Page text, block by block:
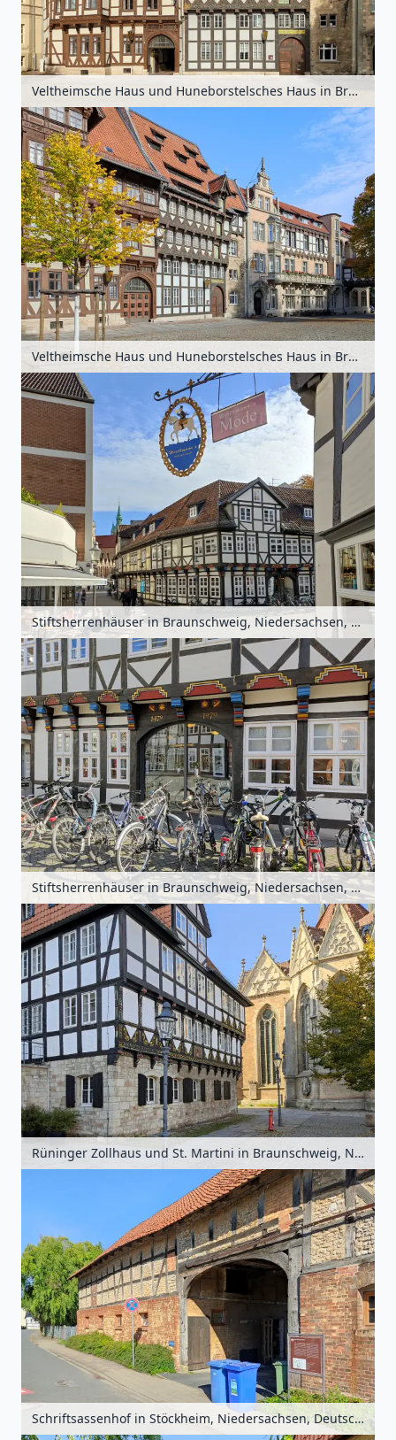
Veltheimsche Haus und Huneborstelsches Haus in Braunschweig, Niedersachsen, Deutschland
Veltheimsche Haus und Huneborstelsches Haus in Braunschweig, Niedersachsen, Deutschland
Stiftsherrenhäuser in Braunschweig, Niedersachsen, Deutschland
Stiftsherrenhäuser in Braunschweig, Niedersachsen, Deutschland
Rüninger Zollhaus und St. Martini in Braunschweig, Niedersachsen, Deutschland
Schriftsassenhof in Stöckheim, Niedersachsen, Deutschland